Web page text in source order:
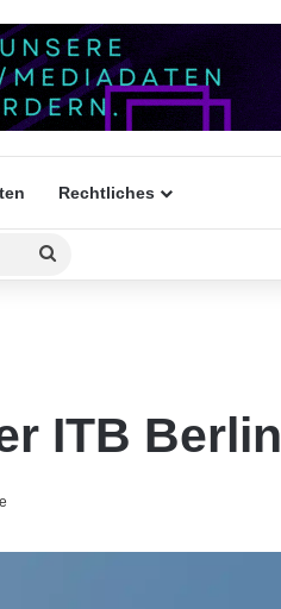
Rechtliches
ITB Berlin